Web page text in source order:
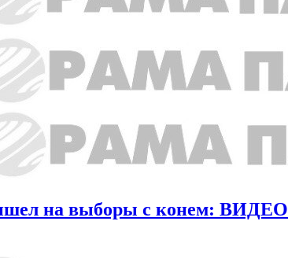
на выборы с конем: ВИДЕО